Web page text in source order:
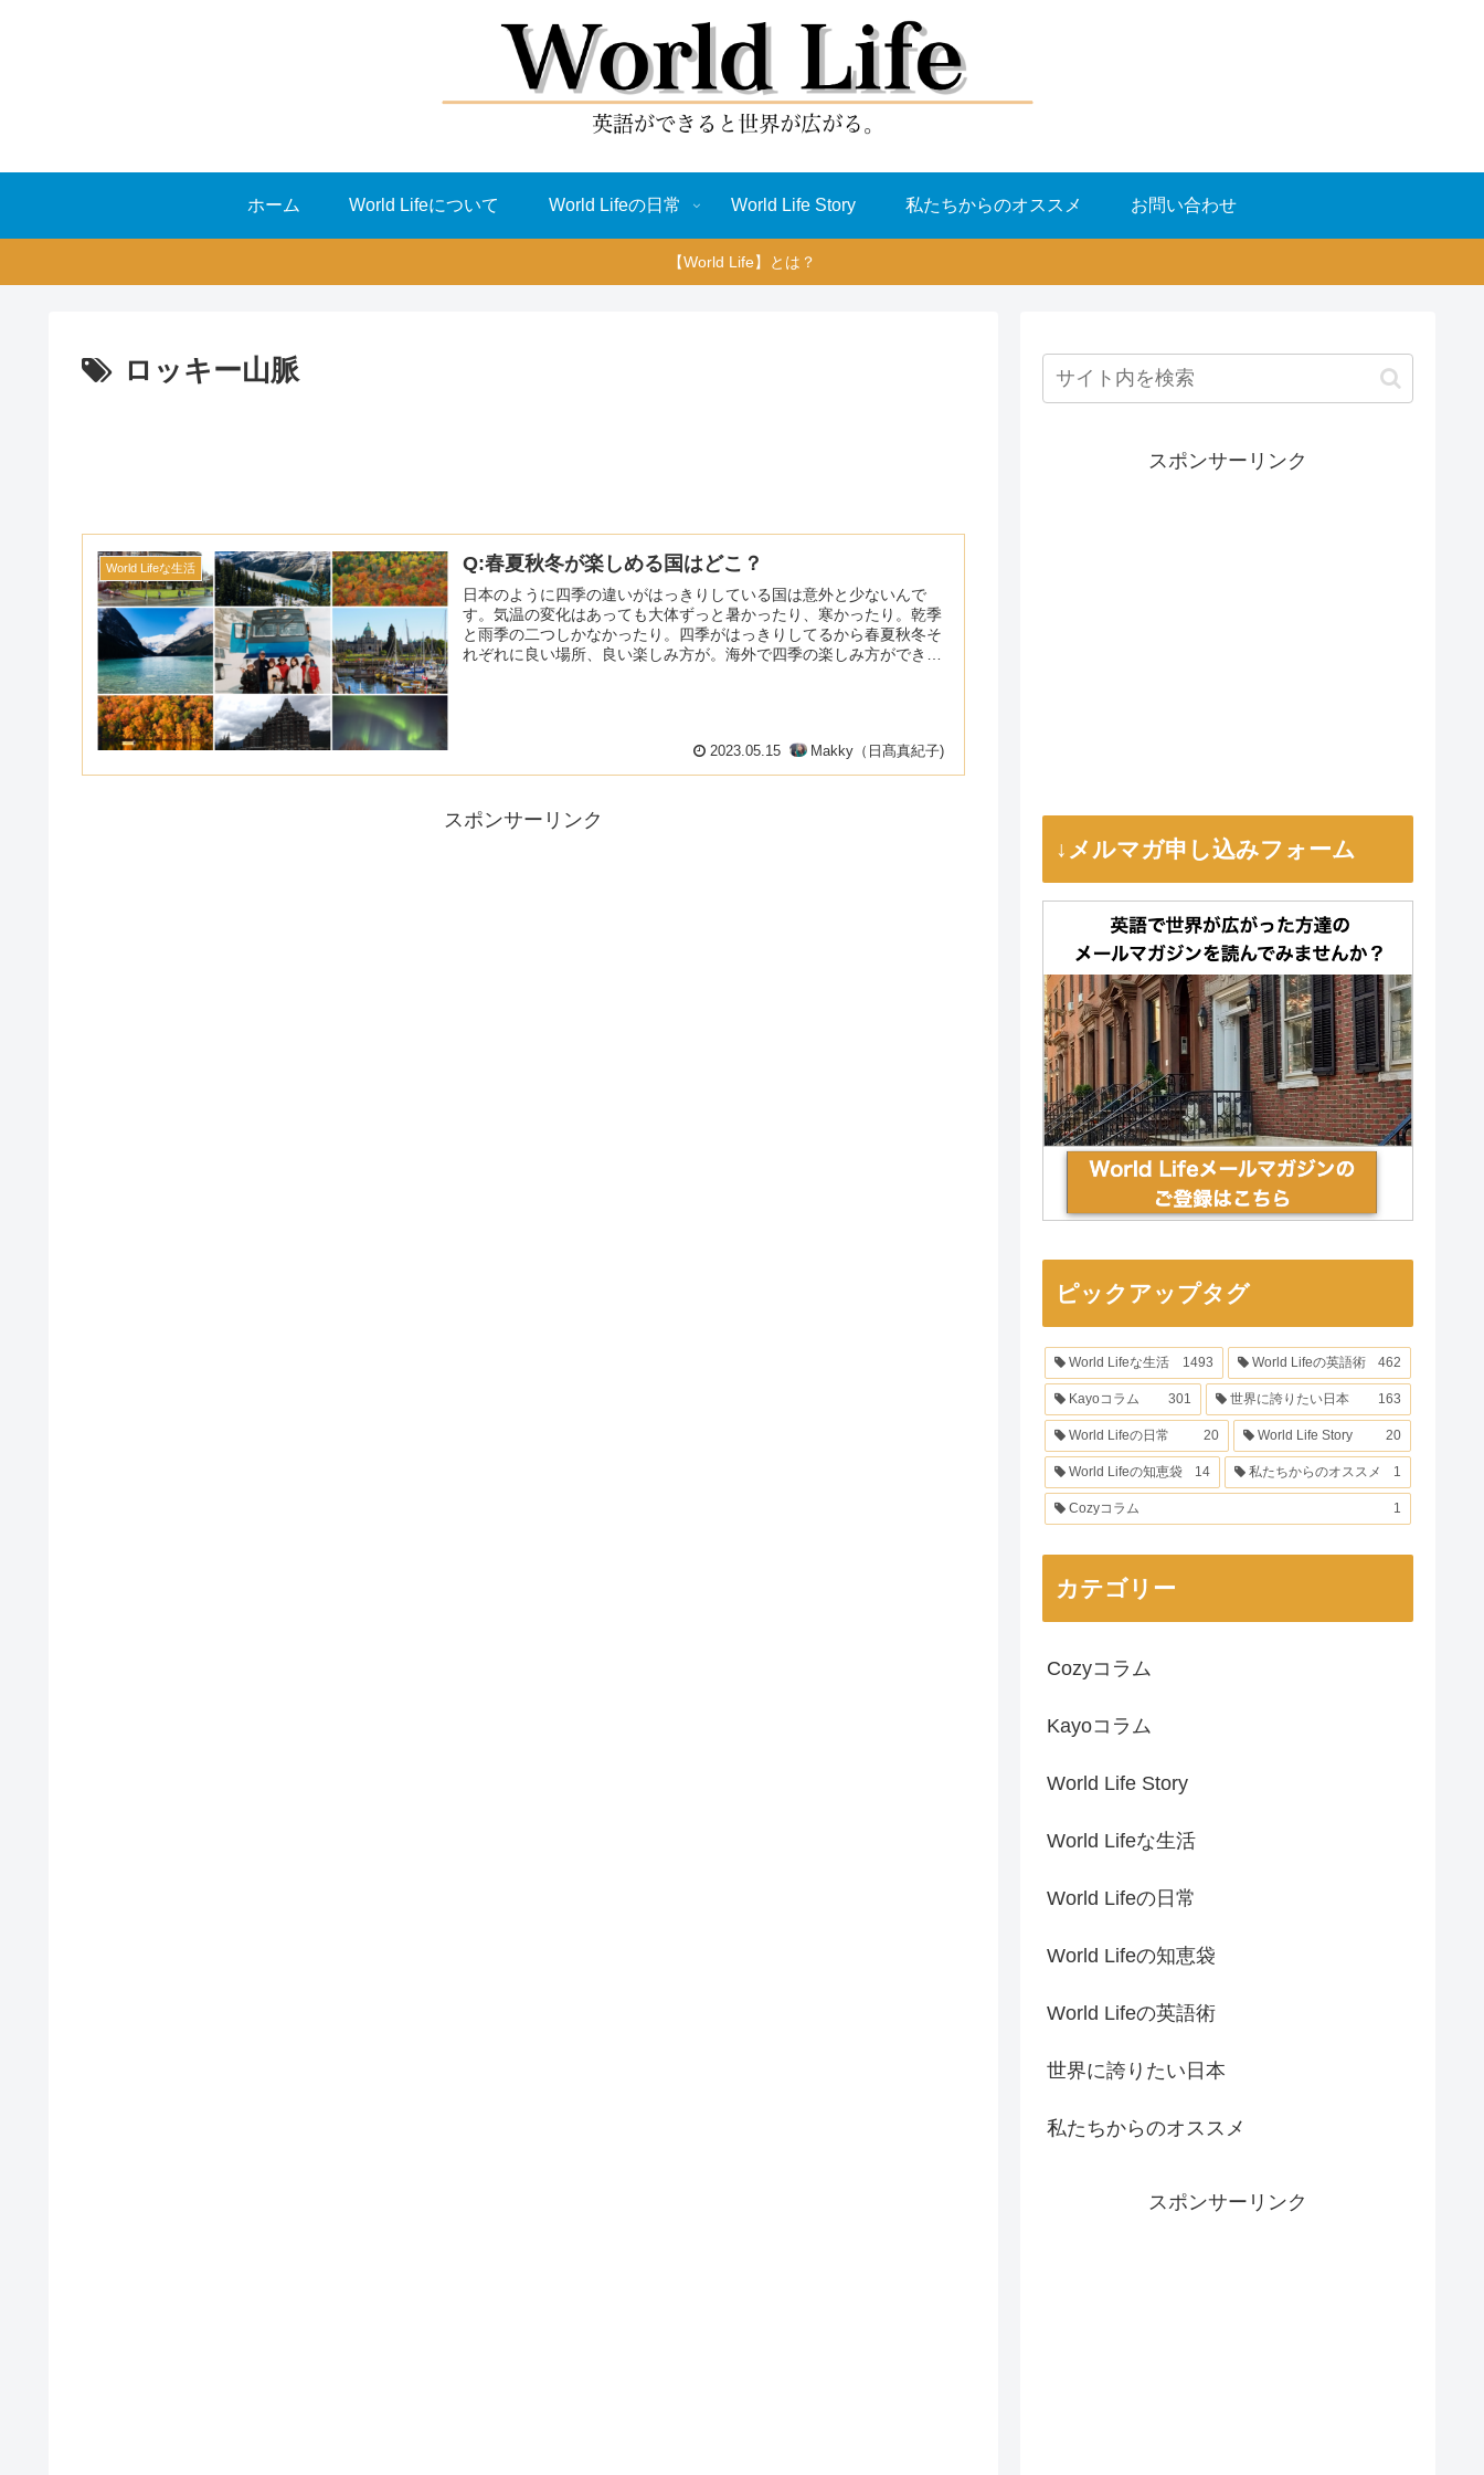
ホーム World Lifeについて World Lifeの日常 World Life Story 私たちからのオススメ お問い合わせ
【World Life】とは？
ロッキー山脈
World Lifeな生活 Q:春夏秋冬が楽しめる国はどこ？
日本のように四季の違いがはっきりしている国は意外と少ないんで
す。気温の変化はあっても大体ずっと暑かったり、寒かったり。乾季
と雨季の二つしかなかったり。四季がはっきりしてるから春夏秋冬そ
れぞれに良い場所、良い楽しみ方が。海外で四季の楽しみ方ができる
2023.05.15 Makky（日髙真紀子)
スポンサーリンク
スポンサーリンク
↓メルマガ申し込みフォーム
ピックアップタグ
World Lifeな生活 1493 World Lifeの英語術 462
Kayoコラム 301 世界に誇りたい日本 163
World Lifeの日常 20 World Life Story 20
World Lifeの知恵袋 14 私たちからのオススメ 1
Cozyコラム 1
カテゴリー
Cozyコラム
Kayoコラム
World Life Story
World Lifeな生活
World Lifeの日常
World Lifeの知恵袋
World Lifeの英語術
世界に誇りたい日本
私たちからのオススメ
スポンサーリンク